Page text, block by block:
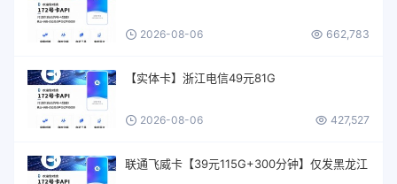
2026-08-06 662,783
【实体卡】浙江电信49元81G
2026-08-06 427,527
联通飞威卡【39元115G+300分钟】仅发黑龙江